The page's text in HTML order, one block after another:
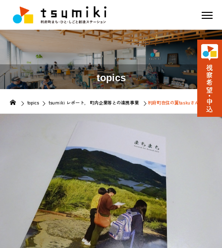
topics
topics tsumiki レポート 町内企業等との連携事業 利府町在住の翼taskuさんをインタ